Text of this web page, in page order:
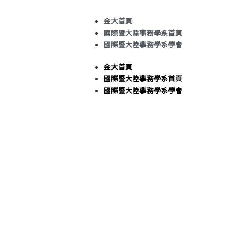
金大首頁
國際暨大陸事務學系首頁
國際暨大陸事務學系學會
金大首頁
國際暨大陸事務學系首頁
國際暨大陸事務學系學會